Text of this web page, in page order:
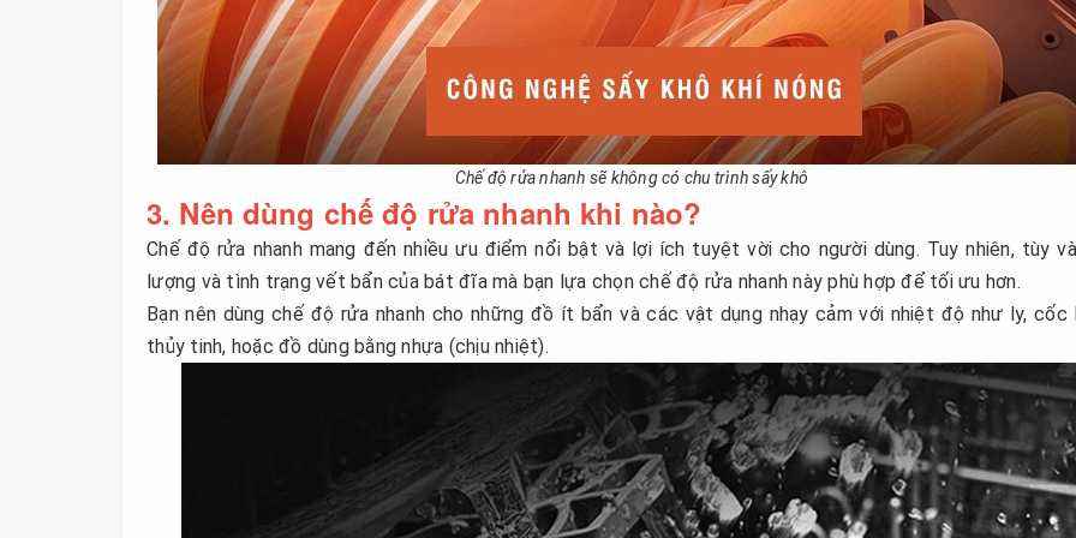
Chế độ rửa nhanh sẽ không có chu trình sấy khô
3. Nên dùng chế độ rửa nhanh khi nào?
Chế độ rửa nhanh mang đến nhiều ưu điểm nổi bật và lợi ích tuyệt vời cho người dùng. Tuy nhiên, tùy
lượng và tình trạng vết bẩn của bát đĩa mà bạn lựa chọn chế độ rửa nhanh này phù hợp để tối ưu hơn.
Bạn nên dùng chế độ rửa nhanh cho những đồ ít bẩn và các vật dụng nhạy cảm với nhiệt độ như ly, cốc
thủy tinh, hoặc đồ dùng bằng nhựa (chịu nhiệt).